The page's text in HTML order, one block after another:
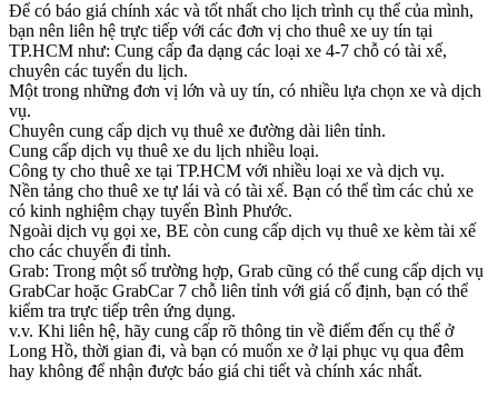
Để có báo giá chính xác và tốt nhất cho lịch trình cụ thể của mình,
bạn nên liên hệ trực tiếp với các đơn vị cho thuê xe uy tín tại
TP.HCM như: Cung cấp đa dạng các loại xe 4-7 chỗ có tài xế,
chuyên các tuyến du lịch.
Một trong những đơn vị lớn và uy tín, có nhiều lựa chọn xe và dịch
vụ.
Chuyên cung cấp dịch vụ thuê xe đường dài liên tỉnh.
Cung cấp dịch vụ thuê xe du lịch nhiều loại.
Công ty cho thuê xe tại TP.HCM với nhiều loại xe và dịch vụ.
Nền tảng cho thuê xe tự lái và có tài xế. Bạn có thể tìm các chủ xe
có kinh nghiệm chạy tuyến Bình Phước.
Ngoài dịch vụ gọi xe, BE còn cung cấp dịch vụ thuê xe kèm tài xế
cho các chuyến đi tỉnh.
Grab: Trong một số trường hợp, Grab cũng có thể cung cấp dịch vụ
GrabCar hoặc GrabCar 7 chỗ liên tỉnh với giá cố định, bạn có thể
kiểm tra trực tiếp trên ứng dụng.
v.v. Khi liên hệ, hãy cung cấp rõ thông tin về điểm đến cụ thể ở
Long Hồ, thời gian đi, và bạn có muốn xe ở lại phục vụ qua đêm
hay không để nhận được báo giá chi tiết và chính xác nhất.